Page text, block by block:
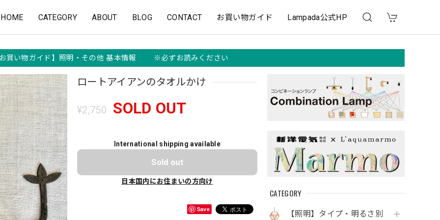
HOME CATEGORY ABOUT BLOG CONTACT お買い物ガイド Lampada公式HP
買い物ガイド】照明・その他 基本情報 ※必ずお読みください
CATEGORY
【照明】タイプ・明るさ別
ロートアイアンのタオルかけ
¥2,750 SOLD OUT
International shipping available
Sold out
日本国内にお住まいの方向け
Save